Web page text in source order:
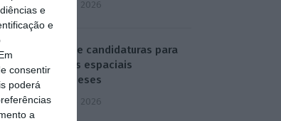
e
e
consentir
poderá
a
5 Agosto 2026
ESA abre candidaturas para
projetos espaciais
portugueses
5 Agosto 2026